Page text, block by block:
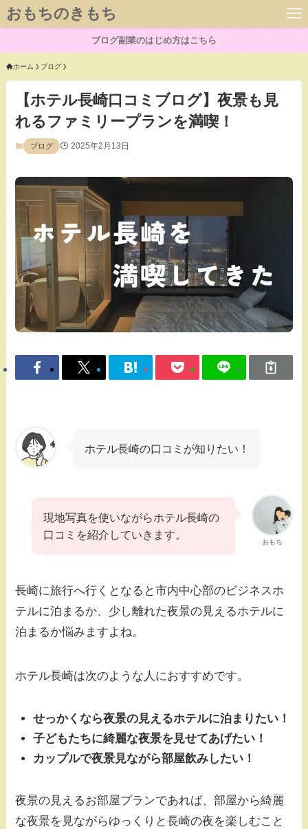
おもちのきもち
ブログ副業のはじめ方はこちら
ホーム ブログ
【ホテル長崎口コミブログ】夜景も見
れるファミリープランを満喫！
ブログ 2025年2月13日
ホテル長崎の口コミが知りたい！
おもち
現地写真を使いながらホテル長崎の
口コミを紹介していきます。
長崎に旅行へ行くとなると市内中心部のビジネスホ
テルに泊まるか、少し離れた夜景の見えるホテルに
泊まるか悩みますよね。
ホテル長崎は次のような人におすすめです。
せっかくなら夜景の見えるホテルに泊まりたい！
子どもたちに綺麗な夜景を見せてあげたい！
カップルで夜景見ながら部屋飲みしたい！
夜景の見えるお部屋プランであれば、部屋から綺麗
な夜景を見ながらゆっくりと長崎の夜を楽しむこと